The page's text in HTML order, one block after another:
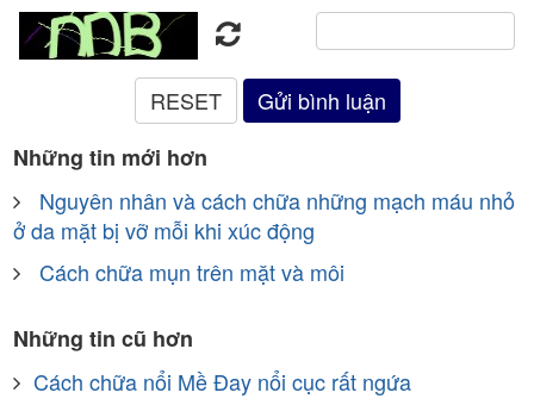
Những tin mới hơn
Nguyên nhân và cách chữa những mạch máu nhỏ
ở da mặt bị vỡ mỗi khi xúc động
Cách chữa mụn trên mặt và môi
Những tin cũ hơn
Cách chữa nổi Mề Đay nổi cục rất ngứa